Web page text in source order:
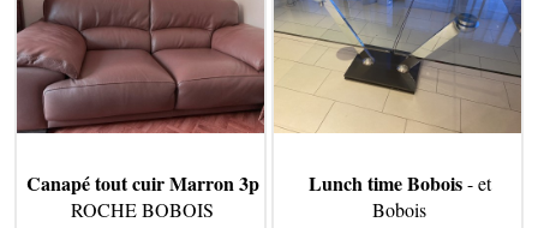
Canapé tout cuir Marron 3p
ROCHE BOBOIS
Lunch time Bobois- et
Bobois